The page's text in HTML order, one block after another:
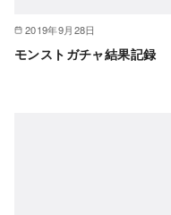
2019年9月28日
モンストガチャ結果記録